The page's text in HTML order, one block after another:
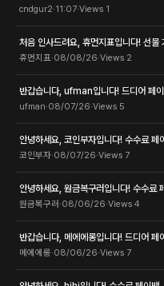
cndgur2·11:07·Views 1
처음 인사드려요, 휴먼지표입니다! 선물
휴먼지표·08/08/26·Views 2
반갑습니다, ufman입니다! 드디어 페
ufman·08/07/26·Views 5
안녕하세요, 코인부자입니다! 수수료
코인부자·08/07/26·Views 7
안녕하세요, 원금복구러입니다! 수수료
원금복구러·08/06/26·Views 4
반갑습니다, 메에에롱입니다! 드디어 페
메에에롱·08/06/26·Views 7